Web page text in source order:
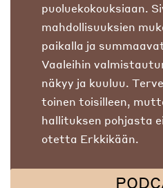
puoluekokouksiaan.
mahdollisuuksien
paikalla ja
Vaaleihin
näkyy ja kuuluu.
toinen toisilleen,
hallituksen pohjasta
otetta Erkkikään.